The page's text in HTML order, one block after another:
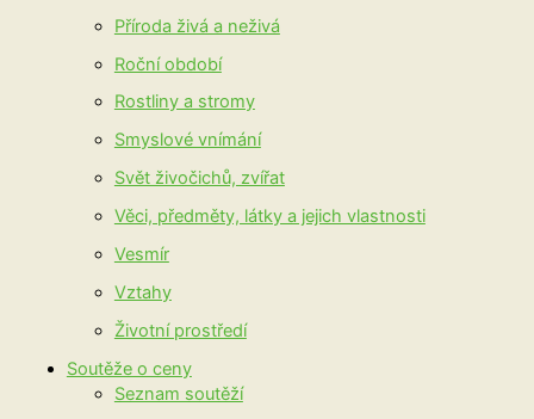
Příroda živá a neživá
Roční období
Rostliny a stromy
Smyslové vnímání
Svět živočichů, zvířat
Věci, předměty, látky a jejich vlastnosti
Vesmír
Vztahy
Životní prostředí
Soutěže o ceny
Seznam soutěží